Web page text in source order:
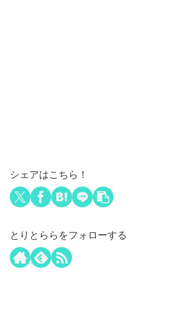
シェアはこちら！
とりとららをフォローする